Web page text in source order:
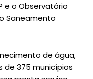
e o Observatório
Saneamento
de água,
375 municípios